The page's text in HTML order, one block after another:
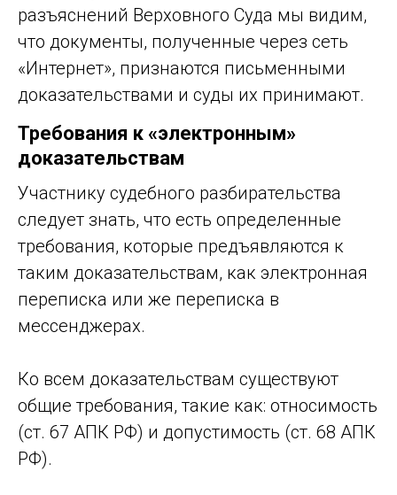
разъяснений Верховного Суда мы видим,
что документы, полученные через сеть
«Интернет», признаются письменными
доказательствами и суды их принимают.
Требования к «электронным»
доказательствам
Участнику судебного разбирательства
следует знать, что есть определенные
требования, которые предъявляются к
таким доказательствам, как электронная
переписка или же переписка в
мессенджерах.
Ко всем доказательствам существуют
общие требования, такие как: относимость
(ст. 67 АПК РФ) и допустимость (ст. 68 АПК
РФ).